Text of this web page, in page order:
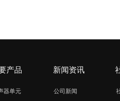
公司新闻
新闻资讯
器单元
产品